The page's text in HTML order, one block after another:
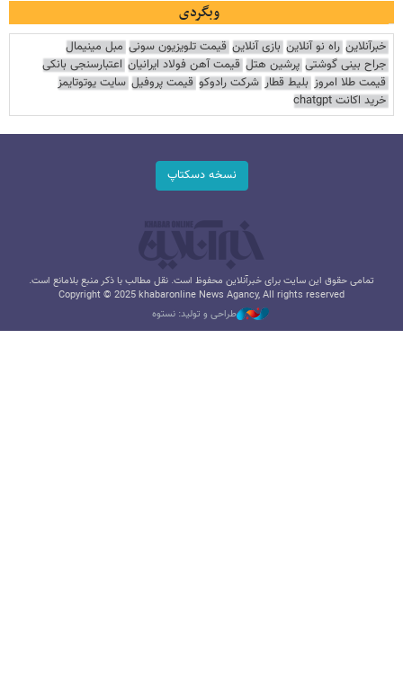
وبگردی
خبرآنلاین راه نو آنلاین بازی آنلاین قیمت تلویزیون سونی مبل مینیمال
جراح بینی گوشتی پرشین هتل قیمت آهن فولاد ایرانیان اعتبارسنجی بانکی
قیمت طلا امروز بلیط قطار شرکت رادوکو قیمت پروفیل سایت یوتوتایمز
خرید اکانت chatgpt
نسخه دسکتاپ
تمامی حقوق این سایت برای خبرآنلاین محفوظ است. نقل مطالب با ذکر منبع بلامانع است.
Copyright © 2025 khabaronline News Agancy, All rights reserved
طراحی و تولید: نستوه